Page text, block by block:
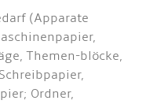
(Apparate
Themen-blöcke,
Ordner,